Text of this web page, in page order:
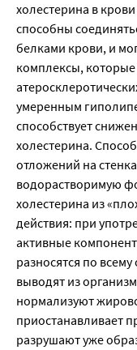
холестерина в
способны
белками крови, и
комплексы, которые
умеренным
способствует
холестерина.
отложений на
водорастворимую
холестерина из
действия: при
активные
разносятся по
выводят из
нормализуют
приостанавливает
разрушают уже